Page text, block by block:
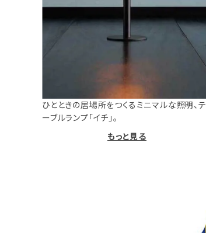
ひとときの居場所をつくるミニマルな照明、テ
ーブルランプ「イチ」。
もっと見る